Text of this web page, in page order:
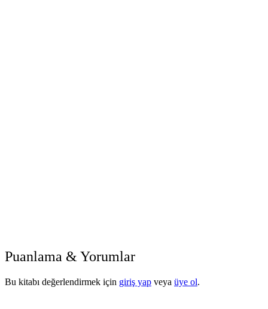
Puanlama & Yorumlar
Bu kitabı değerlendirmek için giriş yap veya üye ol.